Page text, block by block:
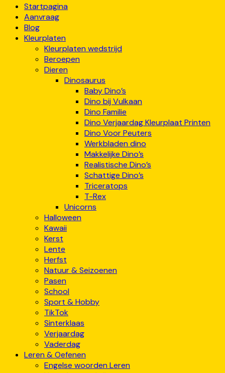
Startpagina
Aanvraag
Blog
Kleurplaten
Kleurplaten wedstrijd
Beroepen
Dieren
Dinosaurus
Baby Dino’s
Dino bij Vulkaan
Dino Familie
Dino Verjaardag Kleurplaat Printen
Dino Voor Peuters
Werkbladen dino
Makkelijke Dino’s
Realistische Dino’s
Schattige Dino’s
Triceratops
T-Rex
Unicorns
Halloween
Kawaii
Kerst
Lente
Herfst
Natuur & Seizoenen
Pasen
School
Sport & Hobby
TikTok
Sinterklaas
Verjaardag
Vaderdag
Leren & Oefenen
Engelse woorden Leren